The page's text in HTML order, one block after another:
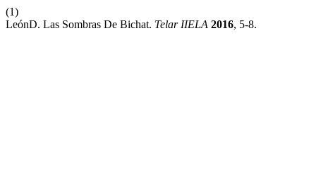
(1)
LeónD. Las Sombras De Bichat. Telar IIELA 2016, 5-8.